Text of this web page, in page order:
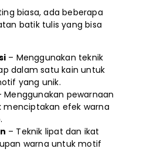
biasa, ada beberapa
batik tulis yang bisa
– Menggunakan teknik
dalam satu kain untuk
yang unik.
Menggunakan pewarnaan
efek warna
– Teknik lipat dan ikat
warna untuk motif